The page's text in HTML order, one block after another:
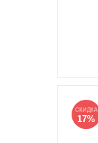
СКИДКА
17%